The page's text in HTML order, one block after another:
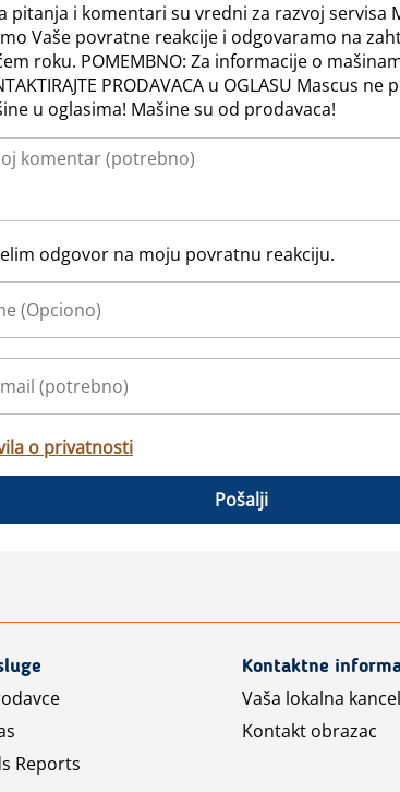
pitanja i komentari su vredni za razvoj servisa
Vaše povratne reakcije i odgovaramo na
roku. POMEMBNO: Za informacije o
PRODAVACA u OGLASU Mascus ne
u oglasima! Mašine su od prodavaca!
odgovor na moju povratnu reakciju.
o privatnosti
Pošalji
Reports
Kontaktne
Vaša lokalna
Kontakt obrazac